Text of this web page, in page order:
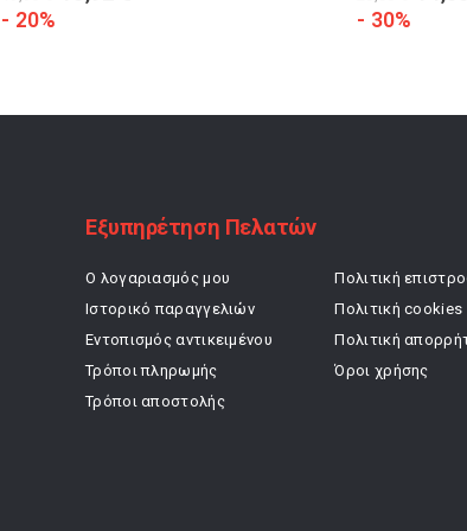
- 20% - 30%
Εξυπηρέτηση Πελατών
Ο λογαριασμός μου
Ιστορικό παραγγελιών
Εντοπισμός αντικειμένου
Τρόποι πληρωμής
Τρόποι αποστολής
Πολιτική
Πολιτική cookies
Πολιτική
Όροι χρήσης